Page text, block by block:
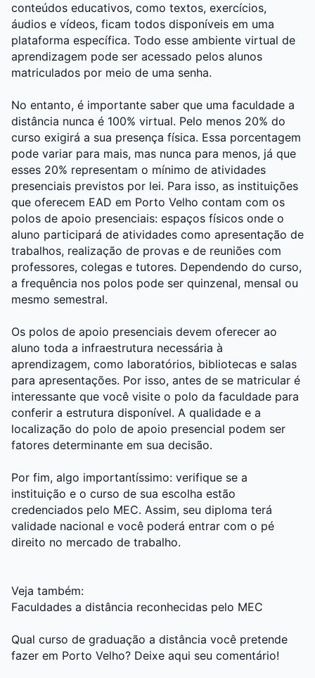
conteúdos educativos, como textos, exercícios,
áudios e vídeos, ficam todos disponíveis em uma
plataforma específica. Todo esse ambiente virtual de
aprendizagem pode ser acessado pelos alunos
matriculados por meio de uma senha.
No entanto, é importante saber que uma faculdade a
distância nunca é 100% virtual. Pelo menos 20% do
curso exigirá a sua presença física. Essa porcentagem
pode variar para mais, mas nunca para menos, já que
esses 20% representam o mínimo de atividades
presenciais previstos por lei. Para isso, as instituições
que oferecem EAD em Porto Velho contam com os
polos de apoio presenciais: espaços físicos onde o
aluno participará de atividades como apresentação de
trabalhos, realização de provas e de reuniões com
professores, colegas e tutores. Dependendo do curso,
a frequência nos polos pode ser quinzenal, mensal ou
mesmo semestral.
Os polos de apoio presenciais devem oferecer ao
aluno toda a infraestrutura necessária à
aprendizagem, como laboratórios, bibliotecas e salas
para apresentações. Por isso, antes de se matricular é
interessante que você visite o polo da faculdade para
conferir a estrutura disponível. A qualidade e a
localização do polo de apoio presencial podem ser
fatores determinante em sua decisão.
Por fim, algo importantíssimo: verifique se a
instituição e o curso de sua escolha estão
credenciados pelo MEC. Assim, seu diploma terá
validade nacional e você poderá entrar com o pé
direito no mercado de trabalho.
Veja também:
Faculdades a distância reconhecidas pelo MEC
Qual curso de graduação a distância você pretende
fazer em Porto Velho? Deixe aqui seu comentário!